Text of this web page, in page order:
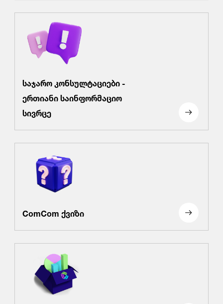
საჯარო კონსულტაციები -
ერთიანი საინფორმაციო
სივრცე
ComCom ქვიზი